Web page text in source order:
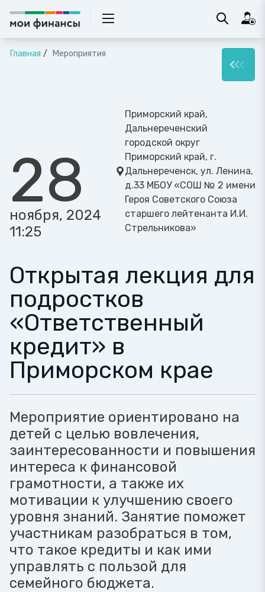
Главная Мероприятия
28
ноября, 2024
11:25
Приморский край,
Дальнереченский
городской округ
Приморский край, г.
Дальнереченск, ул. Ленина,
д.33 МБОУ «СОШ № 2 имени
Героя Советского Союза
старшего лейтенанта И.И.
Стрельникова»
Открытая лекция для
подростков
«Ответственный
кредит» в
Приморском крае
Мероприятие ориентировано на
детей с целью вовлечения,
заинтересованности и повышения
интереса к финансовой
грамотности, а также их
мотивации к улучшению своего
уровня знаний. Занятие поможет
участникам разобраться в том,
что такое кредиты и как ими
управлять с пользой для
семейного бюджета.